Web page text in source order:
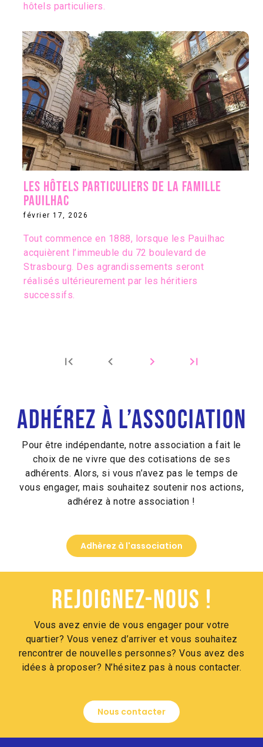
hôtels particuliers.
Les hôtels particuliers de la famille
Pauilhac
février 17, 2026
Tout commence en 1888, lorsque les Pauilhac
acquièrent l’immeuble du 72 boulevard de
Strasbourg. Des agrandissements seront
réalisés ultérieurement par les héritiers
successifs.
first_page chevron_left chevron_right last_page
Adhérez à l’association
Pour être indépendante, notre association a fait le
choix de ne vivre que des cotisations de ses
adhérents. Alors, si vous n’avez pas le temps de
vous engager, mais souhaitez soutenir nos actions,
adhérez à notre association !
Adhèrez à l'association
Rejoignez-nous !
Vous avez envie de vous engager pour votre
quartier? Vous venez d’arriver et vous souhaitez
rencontrer de nouvelles personnes? Vous avez des
idées à proposer? N’hésitez pas à nous contacter.
Nous contacter